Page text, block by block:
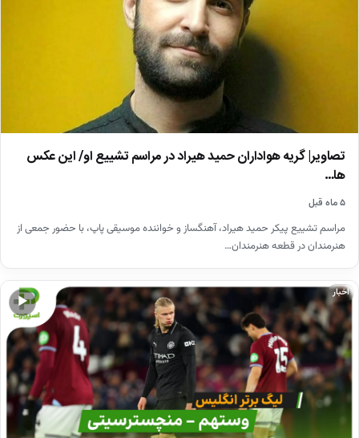
تصاویر| گریه هواداران حمید هیراد در مراسم تشییع او/ این عکس
ها…
۵ ماه قبل
مراسم تشییع پیکر حمید هیراد، آهنگساز و خواننده موسیقی پاپ، با حضور جمعی از
هنرمندان در قطعه هنرمندان…
▶
اخبار